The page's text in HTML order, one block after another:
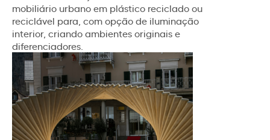
mobiliário urbano em plástico reciclado ou
reciclável para, com opção de iluminação
interior, criando ambientes originais e
diferenciadores.